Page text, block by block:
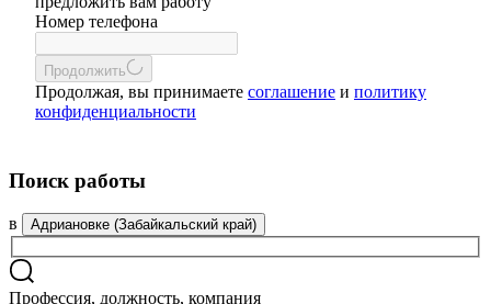
Номер телефона
Продолжить
Продолжая, вы принимаете соглашение и политику
конфиденциальности
Поиск работы
в Адриановке (Забайкальский край)
Профессия, должность, компания